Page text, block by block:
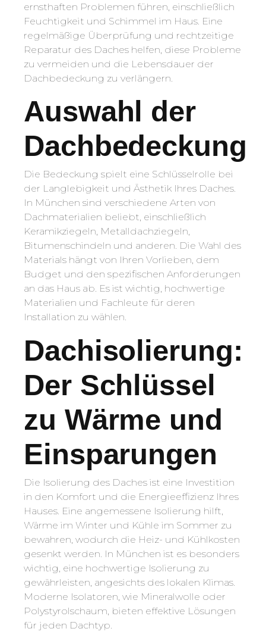
ernsthaften Problemen führen, einschließlich
Feuchtigkeit und Schimmel im Haus. Eine
regelmäßige Überprüfung und rechtzeitige
Reparatur des Daches helfen, diese Probleme
zu vermeiden und die Lebensdauer der
Dachbedeckung zu verlängern.
Auswahl der
Dachbedeckung
Die Bedeckung spielt eine Schlüsselrolle bei
der Langlebigkeit und Ästhetik Ihres Daches.
In München sind verschiedene Arten von
Dachmaterialien beliebt, einschließlich
Keramikziegeln, Metalldachziegeln,
Bitumenschindeln und anderen. Die Wahl des
Materials hängt von Ihren Vorlieben, dem
Budget und den spezifischen Anforderungen
an das Haus ab. Es ist wichtig, hochwertige
Materialien und Fachleute für deren
Installation zu wählen.
Dachisolierung:
Der Schlüssel
zu Wärme und
Einsparungen
Die Isolierung des Daches ist eine Investition
in den Komfort und die Energieeffizienz Ihres
Hauses. Eine angemessene Isolierung hilft,
Wärme im Winter und Kühle im Sommer zu
bewahren, wodurch die Heiz- und Kühlkosten
gesenkt werden. In München ist es besonders
wichtig, eine hochwertige Isolierung zu
gewährleisten, angesichts des lokalen Klimas.
Moderne Isolatoren, wie Mineralwolle oder
Polystyrolschaum, bieten effektive Lösungen
für jeden Dachtyp.